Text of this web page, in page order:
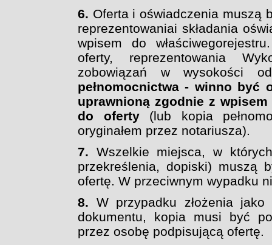
6. Oferta i oświadczenia muszą
reprezentowaniai składania
wpisem do właściwego
oferty, reprezentowania
zobowiązań w wysokości
pełnomocnictwa - winno być
uprawnioną zgodnie z wpisem
do oferty (lub kopia
oryginałem przez notariusza).
7. Wszelkie miejsca, w
przekreślenia, dopiski) muszą
ofertę. W przeciwnym wypadku
8. W przypadku złożenia
dokumentu, kopia musi być
przez osobę podpisującą ofertę.